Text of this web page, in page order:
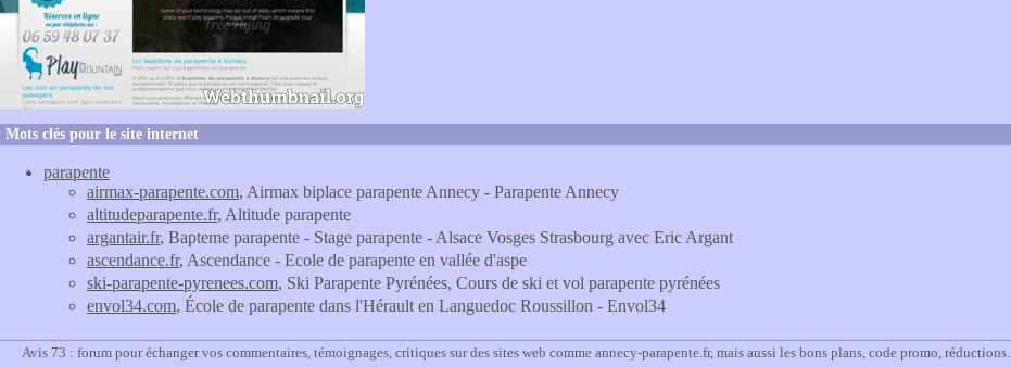
Mots clés pour le site internet
parapente
airmax-parapente.com, Airmax biplace parapente Annecy - Parapente Annecy
altitudeparapente.fr, Altitude parapente
argantair.fr, Bapteme parapente - Stage parapente - Alsace Vosges Strasbourg avec Eric Argant
ascendance.fr, Ascendance - Ecole de parapente en vallée d'aspe
ski-parapente-pyrenees.com, Ski Parapente Pyrénées, Cours de ski et vol parapente pyrénées
envol34.com, École de parapente dans l'Hérault en Languedoc Roussillon - Envol34
Avis 73 : forum pour échanger vos commentaires, témoignages, critiques sur des sites web comme annecy-parapente.fr, mais aussi les bons plans, code promo, réductions.